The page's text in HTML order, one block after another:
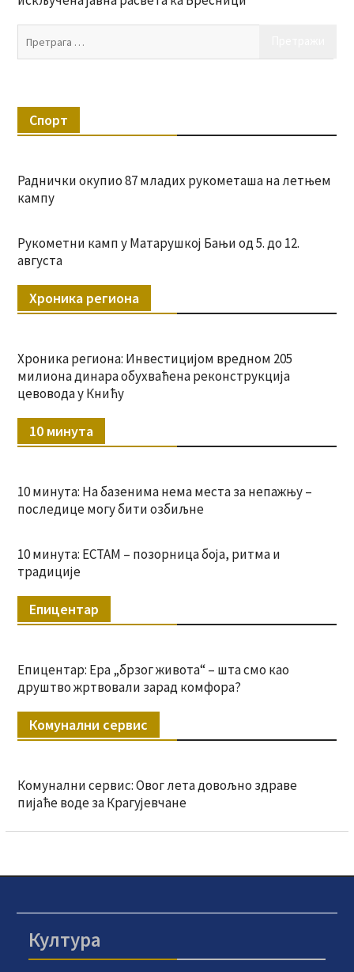
Спорт
Раднички окупио 87 младих рукометаша на летњем
кампу
Рукометни камп у Матарушкој Бањи од 5. до 12.
августа
Хроника региона
Хроника региона: Инвестицијом вредном 205
милиона динара обухваћена реконструкција
цевовода у Книћу
10 минута
10 минута: На базенима нема места за непажњу –
последице могу бити озбиљне
10 минута: ЕСТАМ – позорница боја, ритма и
традиције
Епицентар
Епицентар: Ера „брзог живота“ – шта смо као
друштво жртвовали зарад комфора?
Комунални сервис
Комунални сервис: Овог лета довољно здраве
пијаће воде за Крагујевчане
Култура